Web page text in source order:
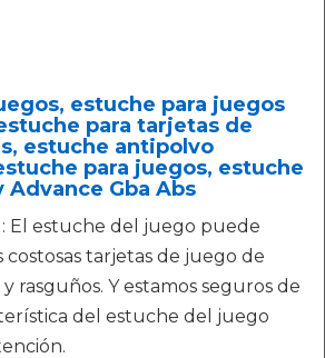
estuche para juegos
para tarjetas de
estuche antipolvo
para juegos, estuche
Advance Gba Abs
El estuche del juego puede
tarjetas de juego de
rasguños. Y estamos seguros de
del estuche del juego